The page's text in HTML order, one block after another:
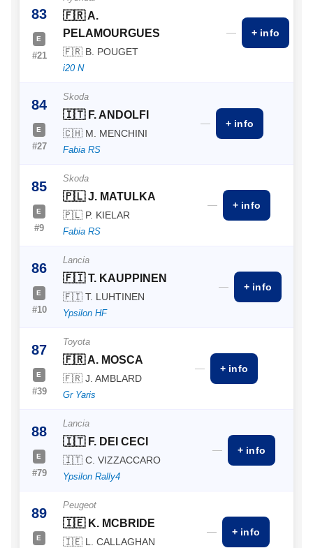
83
E
#21
🇫🇷 A.
PELAMOURGUES
🇫🇷 B. POUGET
i20 N
— + info
84
E
#27
Skoda
🇮🇹 F. ANDOLFI
🇨🇭 M. MENCHINI
Fabia RS
— + info
85
E
#9
Skoda
🇵🇱 J. MATULKA
🇵🇱 P. KIELAR
Fabia RS
— + info
86
E
#10
Lancia
🇫🇮 T. KAUPPINEN
🇫🇮 T. LUHTINEN
Ypsilon HF
— + info
87
E
#39
Toyota
🇫🇷 A. MOSCA
🇫🇷 J. AMBLARD
Gr Yaris
— + info
88
E
#79
Lancia
🇮🇹 F. DEI CECI
🇮🇹 C. VIZZACCARO
Ypsilon Rally4
— + info
89
E
Peugeot
🇮🇪 K. MCBRIDE
🇮🇪 L. CALLAGHAN
— + info